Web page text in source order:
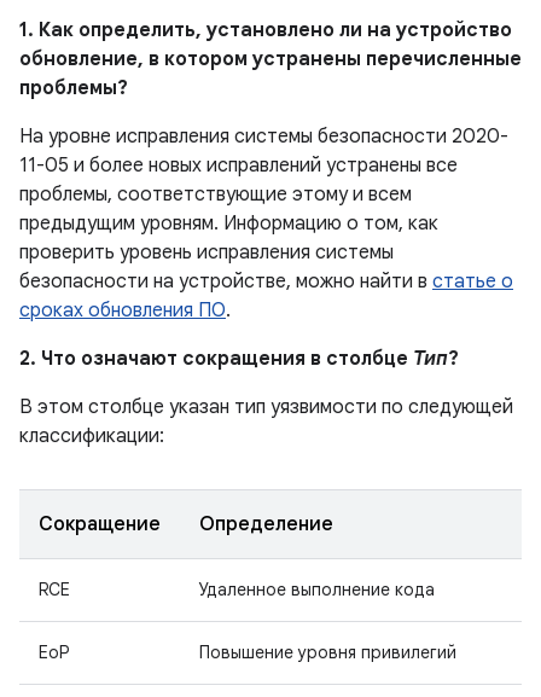
1. Как определить, установлено ли на устройство
обновление, в котором устранены перечисленные
проблемы?
На уровне исправления системы безопасности 2020-
11-05 и более новых исправлений устранены все
проблемы, соответствующие этому и всем
предыдущим уровням. Информацию о том, как
проверить уровень исправления системы
безопасности на устройстве, можно найти в статье о
сроках обновления ПО.
2. Что означают сокращения в столбце Тип?
В этом столбце указан тип уязвимости по следующей
классификации:
Сокращение Определение
RCE Удаленное выполнение кода
EoP Повышение уровня привилегий